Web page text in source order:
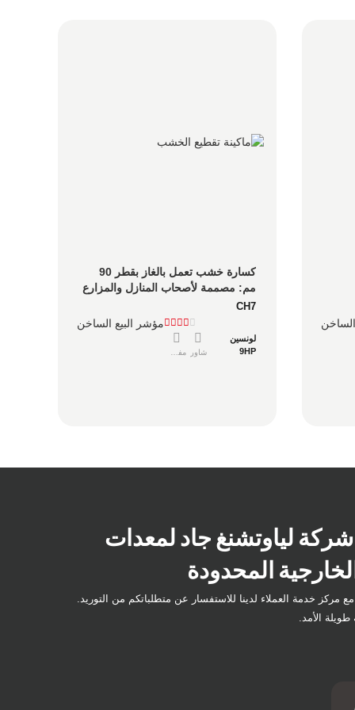
حقيقية للأغصان
CH7
مؤشر البيع الساخن
لونسين
9HP
شاور
لياوتشنغ جاد لمعدات
المحدودة
مركز خدمة العملاء لدينا للاستفسار عن متطلباتكم من التوريد.
الأمد.